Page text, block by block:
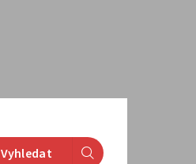
Vyhledat